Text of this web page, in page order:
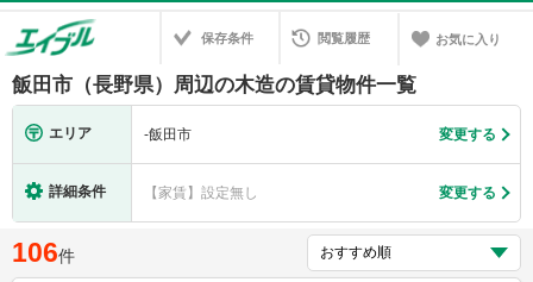
保存条件 閲覧履歴 お気に入り
飯田市（長野県）周辺の木造の賃貸物件一覧
エリア -飯田市 変更する
詳細条件 【家賃】設定無し 変更する
106件